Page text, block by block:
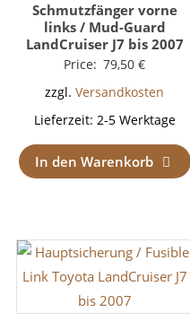
Schmutzfänger vorne
links / Mud-Guard
LandCruiser J7 bis 2007
Price: 79,50€
zzgl.Versandkosten
Lieferzeit: 2-5 Werktage
In den Warenkorb